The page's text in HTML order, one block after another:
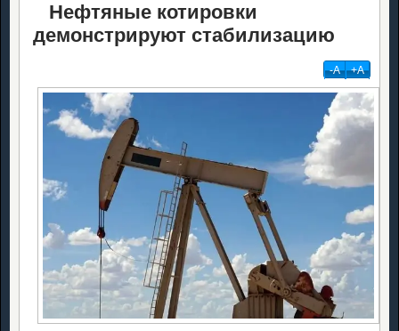
Нефтяные котировки
демонстрируют стабилизацию
-А +А